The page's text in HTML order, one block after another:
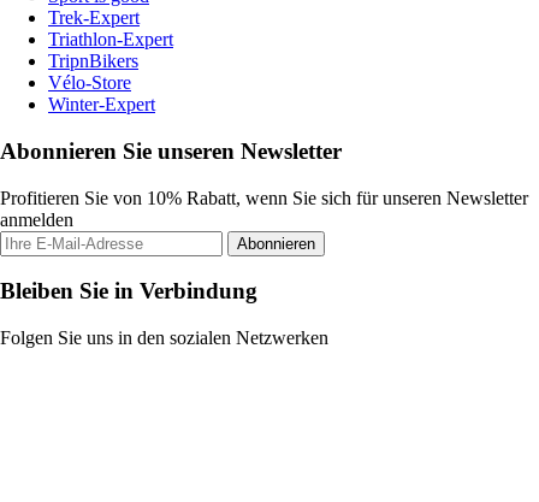
Trek-Expert
Triathlon-Expert
TripnBikers
Vélo-Store
Winter-Expert
Abonnieren Sie unseren Newsletter
Profitieren Sie von 10% Rabatt, wenn Sie sich für unseren Newsletter
anmelden
Abonnieren
Bleiben Sie in Verbindung
Folgen Sie uns in den sozialen Netzwerken